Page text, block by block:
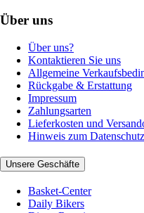
Über uns
Über uns?
Kontaktieren Sie uns
Allgemeine
Rückgabe & Erstattung
Impressum
Zahlungsarten
Lieferkosten und
Hinweis zum Datenschutz
Unsere Geschäfte
Basket-Center
Daily Bikers